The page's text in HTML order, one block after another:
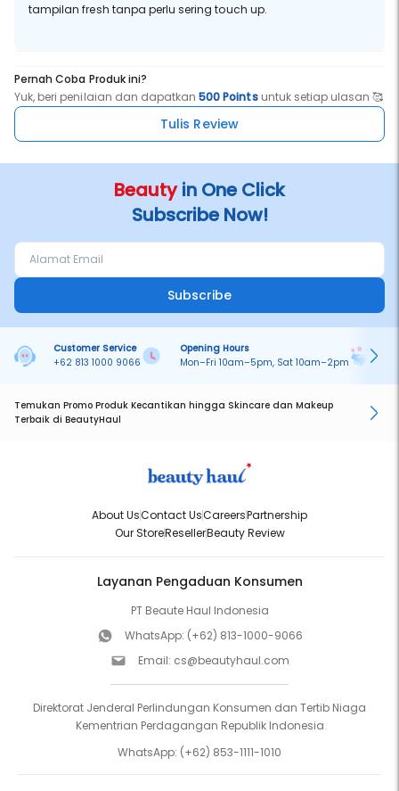
tampilan fresh tanpa perlu sering touch up.
Pernah Coba Produk ini?
Yuk, beri penilaian dan dapatkan500 Pointsuntuk setiap ulasan 🥰
Tulis Review
Beautyin One Click
Subscribe Now!
Subscribe
Customer Service
+62 813 1000 9066
Opening Hours
Mon–Fri 10am–5pm, Sat 10am–2pm
Temukan Promo Produk Kecantikan hingga Skincare dan Makeup
Terbaik di BeautyHaul
About UsContact UsCareersPartnership
Our StoreResellerBeauty Review
Layanan Pengaduan Konsumen
PT Beaute Haul Indonesia
WhatsApp: (+62) 813-1000-9066
Email: cs@beautyhaul.com
Direktorat Jenderal Perlindungan Konsumen dan Tertib Niaga
Kementrian Perdagangan Republik Indonesia
WhatsApp: (+62) 853-1111-1010